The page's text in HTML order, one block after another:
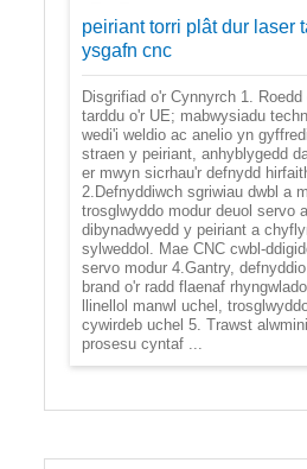
peiriant torri plât dur laser
ysgafn cnc
Disgrifiad o'r Cynnyrch 1.
tarddu o'r UE; mabwysiadu
wedi'i weldio ac anelio yn
straen y peiriant, anhyblygedd
er mwyn sicrhau'r defnydd
2.Defnyddiwch sgriwiau dwbl a
trosglwyddo modur deuol servo
dibynadwyedd y peiriant a
sylweddol. Mae CNC cwbl-
servo modur 4.Gantry,
brand o'r radd flaenaf
llinellol manwl uchel,
cywirdeb uchel 5. Trawst
prosesu cyntaf ...